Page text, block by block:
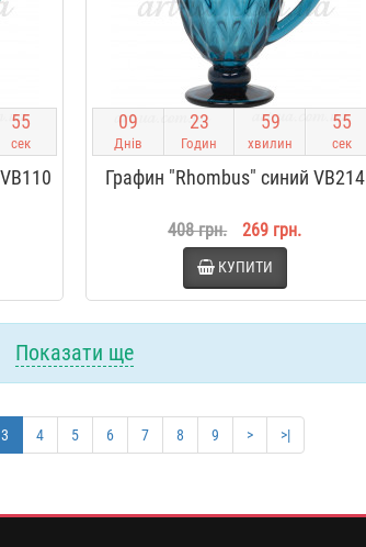
54
сек
09
Днів
23
Годин
59
хвилин
54
сек
Графин "Rhombus" синий VB214
408 грн. 269 грн.
КУПИТИ
Показати ще
3 4 5 6 7 8 9 >
>|